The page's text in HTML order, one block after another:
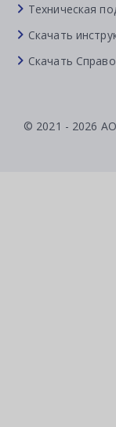
Техническая
Скачать
Скачать
© 2021 - 2026